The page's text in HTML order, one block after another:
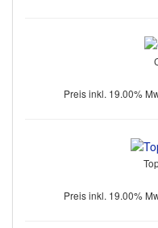
Preis inkl. 19.00%
Preis inkl. 19.00%